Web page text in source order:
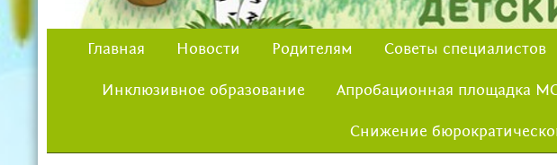
Главная Новости Родителям Советы специалистов
Инклюзивное образование Апробационная площадка
Снижение